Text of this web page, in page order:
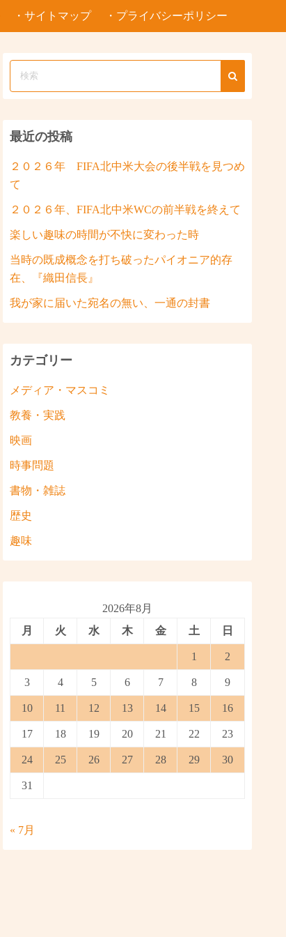
・サイトマップ ・プライバシーポリシー
最近の投稿
２０２６年 FIFA北中米大会の後半戦を見つめ
て
２０２６年、FIFA北中米WCの前半戦を終えて
楽しい趣味の時間が不快に変わった時
当時の既成概念を打ち破ったパイオニア的存
在、『織田信長』
我が家に届いた宛名の無い、一通の封書
カテゴリー
メディア・マスコミ
教養・実践
映画
時事問題
書物・雑誌
歴史
趣味
2026年8月
月
火 水 木 金 土 日
1 2
3 4 5 6 7 8 9
10 11 12 13 14 15 16
17 18 19 20 21 22 23
24 25 26 27 28 29 30
31
« 7月